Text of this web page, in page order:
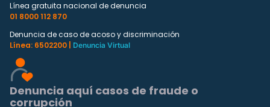
Línea gratuita nacional de denuncia
01 8000 112 870
Denuncia de caso de acoso y discriminación
Línea: 6502200 |
Denuncia Virtual
Denuncia aquí casos de fraude o
corrupción